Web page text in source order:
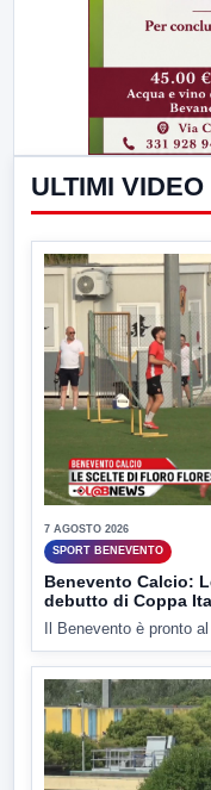
ULTIMI VIDEO
7 AGOSTO 2026
SPORT BENEVENTO
Benevento Calcio:
debutto di Coppa
Il Benevento è pronto